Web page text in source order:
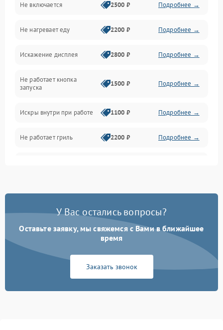
Механика и внутренние элементы
Механические повреждения
Питание и запуск
Нагрев и приготовление
Программное обеспечение
Не включается 2500 ₽ Подробнее →
Не нагревает еду 2200 ₽ Подробнее →
Искажение дисплея 2800 ₽ Подробнее →
Не работает кнопка
запуска
1500 ₽ Подробнее →
Искры внутри при работе 1100 ₽ Подробнее →
Не работает гриль 2200 ₽ Подробнее →
Появление запаха гари 2400 ₽ Подробнее →
Проблемы с вентилятором 2000 ₽
Поломка системы
охлаждения
Подробнее →
Не работают сенсорные
У Вас остались вопросы?
Оставьте заявку, мы свяжемся с Вами в ближайшее
время
Заказать звонок